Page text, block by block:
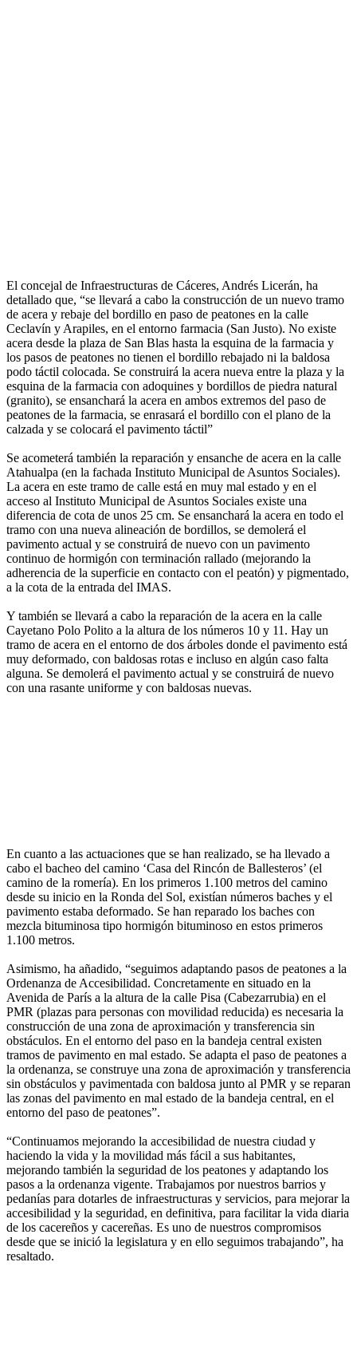
El concejal de Infraestructuras de Cáceres, Andrés Licerán, ha
detallado que, “se llevará a cabo la construcción de un nuevo tramo
de acera y rebaje del bordillo en paso de peatones en la calle
Ceclavín y Arapiles, en el entorno farmacia (San Justo). No existe
acera desde la plaza de San Blas hasta la esquina de la farmacia y
los pasos de peatones no tienen el bordillo rebajado ni la baldosa
podo táctil colocada. Se construirá la acera nueva entre la plaza y la
esquina de la farmacia con adoquines y bordillos de piedra natural
(granito), se ensanchará la acera en ambos extremos del paso de
peatones de la farmacia, se enrasará el bordillo con el plano de la
calzada y se colocará el pavimento táctil”
Se acometerá también la reparación y ensanche de acera en la calle
Atahualpa (en la fachada Instituto Municipal de Asuntos Sociales).
La acera en este tramo de calle está en muy mal estado y en el
acceso al Instituto Municipal de Asuntos Sociales existe una
diferencia de cota de unos 25 cm. Se ensanchará la acera en todo el
tramo con una nueva alineación de bordillos, se demolerá el
pavimento actual y se construirá de nuevo con un pavimento
continuo de hormigón con terminación rallado (mejorando la
adherencia de la superficie en contacto con el peatón) y pigmentado,
a la cota de la entrada del IMAS.
Y también se llevará a cabo la reparación de la acera en la calle
Cayetano Polo Polito a la altura de los números 10 y 11. Hay un
tramo de acera en el entorno de dos árboles donde el pavimento está
muy deformado, con baldosas rotas e incluso en algún caso falta
alguna. Se demolerá el pavimento actual y se construirá de nuevo
con una rasante uniforme y con baldosas nuevas.
En cuanto a las actuaciones que se han realizado, se ha llevado a
cabo el bacheo del camino ‘Casa del Rincón de Ballesteros’ (el
camino de la romería). En los primeros 1.100 metros del camino
desde su inicio en la Ronda del Sol, existían números baches y el
pavimento estaba deformado. Se han reparado los baches con
mezcla bituminosa tipo hormigón bituminoso en estos primeros
1.100 metros.
Asimismo, ha añadido, “seguimos adaptando pasos de peatones a la
Ordenanza de Accesibilidad. Concretamente en situado en la
Avenida de París a la altura de la calle Pisa (Cabezarrubia) en el
PMR (plazas para personas con movilidad reducida) es necesaria la
construcción de una zona de aproximación y transferencia sin
obstáculos. En el entorno del paso en la bandeja central existen
tramos de pavimento en mal estado. Se adapta el paso de peatones a
la ordenanza, se construye una zona de aproximación y transferencia
sin obstáculos y pavimentada con baldosa junto al PMR y se reparan
las zonas del pavimento en mal estado de la bandeja central, en el
entorno del paso de peatones”.
“Continuamos mejorando la accesibilidad de nuestra ciudad y
haciendo la vida y la movilidad más fácil a sus habitantes,
mejorando también la seguridad de los peatones y adaptando los
pasos a la ordenanza vigente. Trabajamos por nuestros barrios y
pedanías para dotarles de infraestructuras y servicios, para mejorar la
accesibilidad y la seguridad, en definitiva, para facilitar la vida diaria
de los cacereños y cacereñas. Es uno de nuestros compromisos
desde que se inició la legislatura y en ello seguimos trabajando”, ha
resaltado.